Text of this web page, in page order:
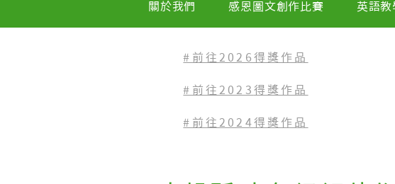
關於我們 感恩圖文創作比賽 英語教
#前往2026得獎作品
#前往2023 得獎作品
#前往2024得獎作品